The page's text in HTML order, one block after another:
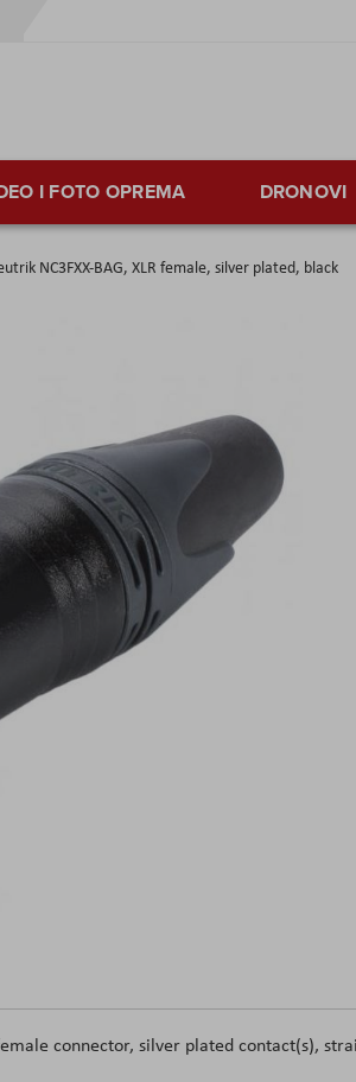
I FOTO OPREMA DRONOVI
NC3FXX-BAG, XLR female, silver plated, black
connector, silver plated contact(s),